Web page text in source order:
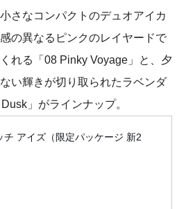
さなコンパクトのデュオアイカ
の異なるピンクのレイヤードで
れる「08 Pinky Voyage」と、夕
い輝きが切り取られたラベンダ
」がラインナップ。
チ アイズ（限定パッケージ 新2